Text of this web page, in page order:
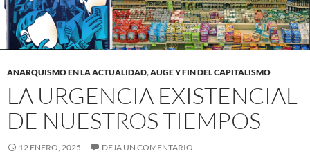
ANARQUISMO EN LA ACTUALIDAD,AUGE Y FIN DEL CAPITALISMO
LA URGENCIA EXISTENCIAL
DE NUESTROS TIEMPOS
12 ENERO, 2025 DEJA UN COMENTARIO